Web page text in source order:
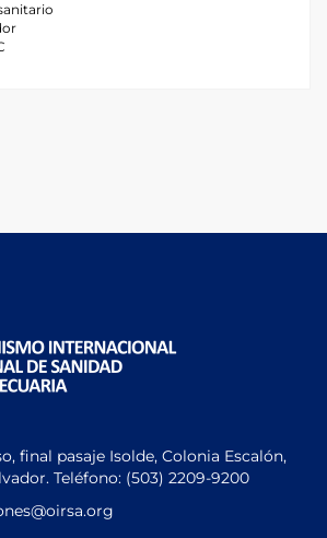
final pasaje Isolde, Colonia Escalón,
Teléfono: (503) 2209-9200
@oirsa.org